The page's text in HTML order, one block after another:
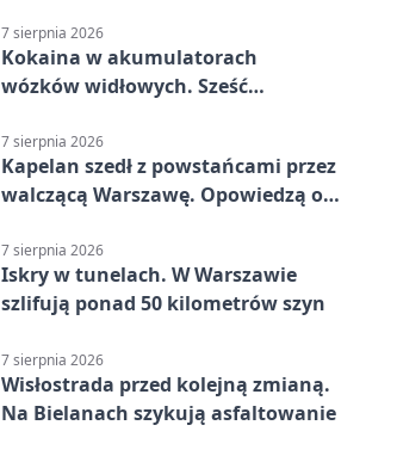
7 sierpnia 2026
Kokaina w akumulatorach
wózków widłowych. Sześć
województwach
7 sierpnia 2026
Kapelan szedł z powstańcami przez
walczącą Warszawę. Opowiedzą o
7 sierpnia 2026
Iskry w tunelach. W Warszawie
szlifują ponad 50 kilometrów szyn
7 sierpnia 2026
Wisłostrada przed kolejną zmianą.
Na Bielanach szykują asfaltowanie